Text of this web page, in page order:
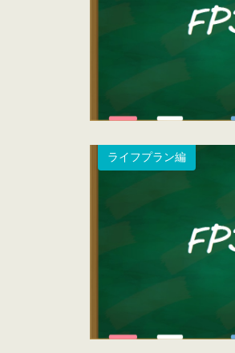
ライフプラン編